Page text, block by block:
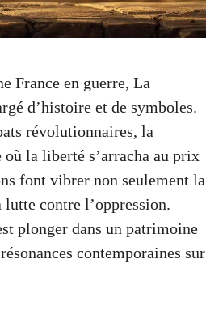
France en guerre, La
d’histoire et de symboles.
révolutionnaires, la
la liberté s’arracha au prix
font vibrer non seulement la
contre l’oppression.
plonger dans un patrimoine
contemporaines sur